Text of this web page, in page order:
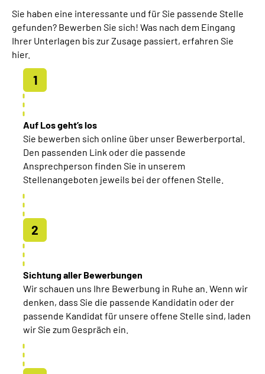
Über uns
Inhalte in Gebärdensprache (DGS)
Suche
Mein Kundenportal
Sie haben eine interessante und für Sie passende Stelle
gefunden? Bewerben Sie sich! Was nach dem Eingang
Ihrer Unterlagen bis zur Zusage passiert, erfahren Sie
hier.
Auf Los geht’s los
Sie bewerben sich online über unser Bewerberportal.
Den passenden Link oder die passende
Ansprechperson finden Sie in unserem
Stellenangeboten jeweils bei der offenen Stelle.
Sichtung aller Bewerbungen
Wir schauen uns Ihre Bewerbung in Ruhe an. Wenn wir
denken, dass Sie die passende Kandidatin oder der
passende Kandidat für unsere offene Stelle sind, laden
wir Sie zum Gespräch ein.